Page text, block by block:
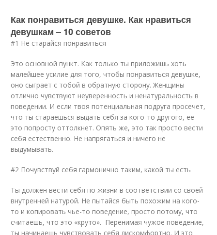
Как понравиться девушке. Как нравиться
девушкам – 10 советов
#1 Не старайся понравиться
Это основной пункт. Как только ты приложишь хоть
малейшее усилие для того, чтобы понравиться девушке,
оно сыграет с тобой в обратную сторону. Женщины
отлично чувствуют неуверенность и ненатуральность в
поведении. И если твоя потенциальная подруга просечет,
что ты стараешься выдать себя за кого-то другого, ее
это попросту оттолкнет. Опять же, это так просто вести
себя естественно. Не напрягаться и ничего не
выдумывать.
#2 Почувствуй себя гармонично таким, какой ты есть
Ты должен вести себя по жизни в соответствии со своей
внутренней натурой. Не пытайся быть похожим на кого-
то и копировать чье-то поведение, просто потому, что
считаешь, что это «круто». Перенимая чужое поведение,
ты начинаешь чувствовать себя дискомфортно. И это